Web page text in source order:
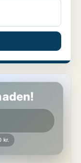
kr.